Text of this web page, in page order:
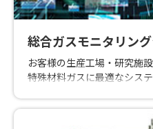
総合ガスモニタリン
お客様の生産工場・研究施
特殊材料ガスに最適なシス